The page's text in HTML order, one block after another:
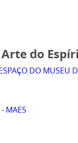
do
DO MUSEU
MAES